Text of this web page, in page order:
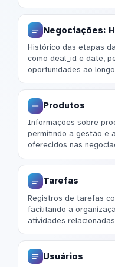
Negociações:
Histórico das etapas
como deal_id e date,
oportunidades ao
Produtos
Informações sobre
permitindo a gestão e
oferecidos nas
Tarefas
Registros de tarefas
facilitando a
atividades
Usuários